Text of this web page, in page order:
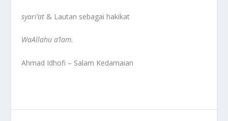
syari’at & Lautan sebagai hakikat
WaAllahu a’lam.
Ahmad Idhofi – Salam Kedamaian